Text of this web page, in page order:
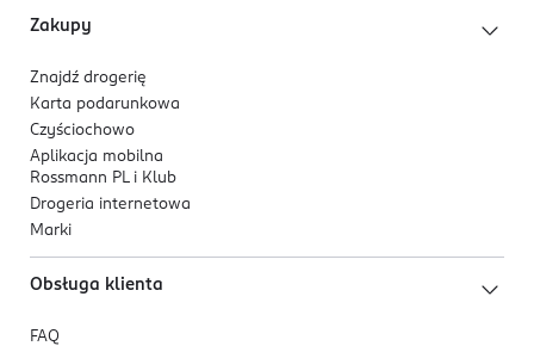
Zakupy
Znajdź drogerię
Karta podarunkowa
Czyściochowo
Aplikacja mobilna
Rossmann PL i Klub
Drogeria internetowa
Marki
Obsługa klienta
FAQ